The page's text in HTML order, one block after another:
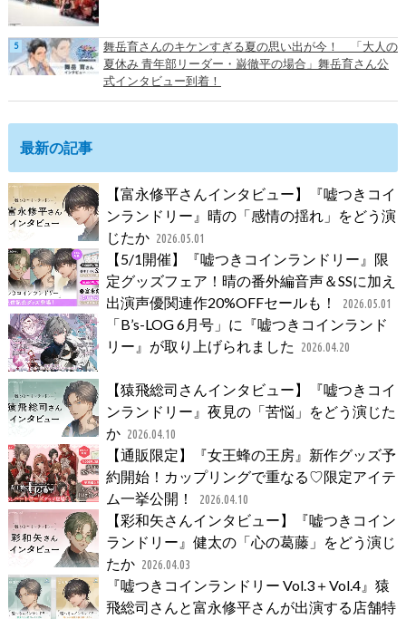
舞岳育さんのキケンすぎる夏の思い出が今！ 「大人の
夏休み 青年部リーダー・巌徹平の場合」舞岳育さん公
式インタビュー到着！
最新の記事
【富永修平さんインタビュー】『嘘つきコイ
ンランドリー』晴の「感情の揺れ」をどう演
じたか 2026.05.01
【5/1開催】『嘘つきコインランドリー』限
定グッズフェア！晴の番外編音声＆SSに加え
出演声優関連作20%OFFセールも！
2026.05.01
「B’s-LOG 6月号」に『嘘つきコインランド
リー』が取り上げられました
2026.04.20
【猿飛総司さんインタビュー】『嘘つきコイ
ンランドリー』夜見の「苦悩」をどう演じた
か 2026.04.10
【通販限定】『女王蜂の王房』新作グッズ予
約開始！カップリングで重なる♡限定アイテ
ム一挙公開！
2026.04.10
【彩和矢さんインタビュー】『嘘つきコイン
ランドリー』健太の「心の葛藤」をどう演じ
たか 2026.04.03
『嘘つきコインランドリー Vol.3＋Vol.4』猿
飛総司さんと富永修平さんが出演する店舗特